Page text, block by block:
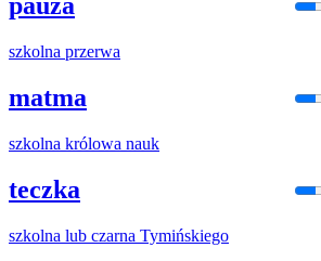
pauza
szkolna przerwa
matma
szkolna królowa nauk
teczka
szkolna lub czarna Tymińskiego